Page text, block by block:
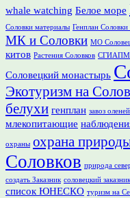
whale watching Белое море
Соловки материалы Генплан
МК и Соловки МО
китов Растения Соловков
Соловецкий монастырь
Экотуризм на
белухи генплан завоз оленей
млекопитающие
охраны охрана
Соловков природа
создать Заказник соловецкий заказник
список ЮНЕСКО туризм на